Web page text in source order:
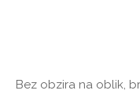
Bez obzira na oblik,